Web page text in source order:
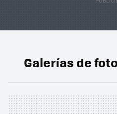
Galerías de